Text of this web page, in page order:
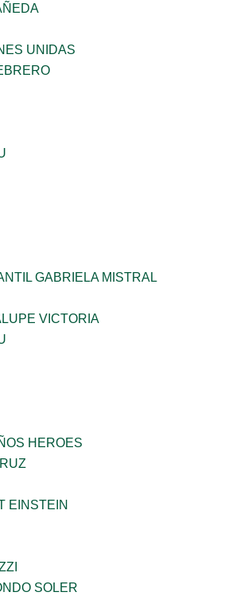
UNIDAS
GABRIELA MISTRAL
VICTORIA
HEROES
EINSTEIN
SOLER